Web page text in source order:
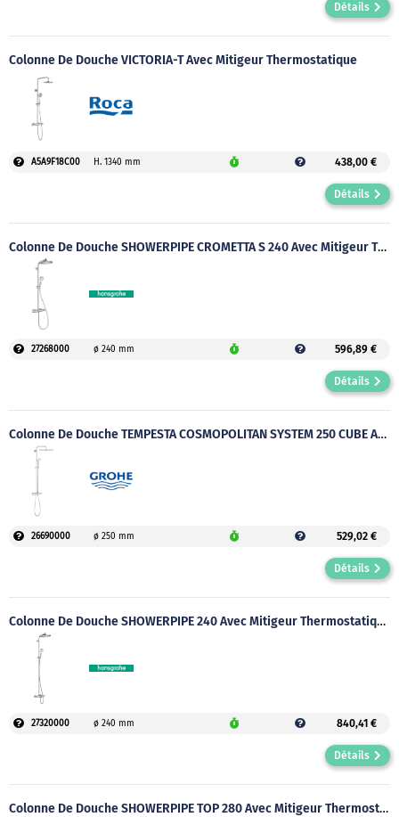
Détails
Colonne De Douche VICTORIA-T Avec Mitigeur Thermostatique
A5A9F18C00 H. 1340 mm 438,00 €
Détails
Colonne De Douche SHOWERPIPE CROMETTA S 240 Avec Mitigeur Thermostatique
27268000 ø 240 mm 596,89 €
Détails
Colonne De Douche TEMPESTA COSMOPOLITAN SYSTEM 250 CUBE Avec Mitigeur Thermostatique
26690000 ø 250 mm 529,02 €
Détails
Colonne De Douche SHOWERPIPE 240 Avec Mitigeur Thermostatique Bain/douche
27320000 ø 240 mm 840,41 €
Détails
Colonne De Douche SHOWERPIPE TOP 280 Avec Mitigeur Thermostatique